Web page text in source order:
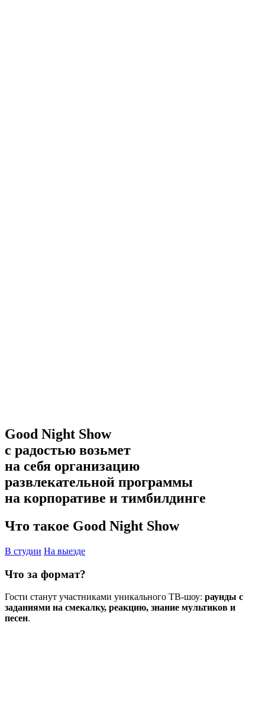
Good Night Show
с радостью возьмет
на себя организацию
развлекательной программы
на корпоративе и тимбилдинге
Что такое Good Night Show
В студии На выезде
Что за формат?
Гости станут участниками уникального ТВ-шоу: раунды с
заданиями на смекалку, реакцию, знание мультиков и
песен.